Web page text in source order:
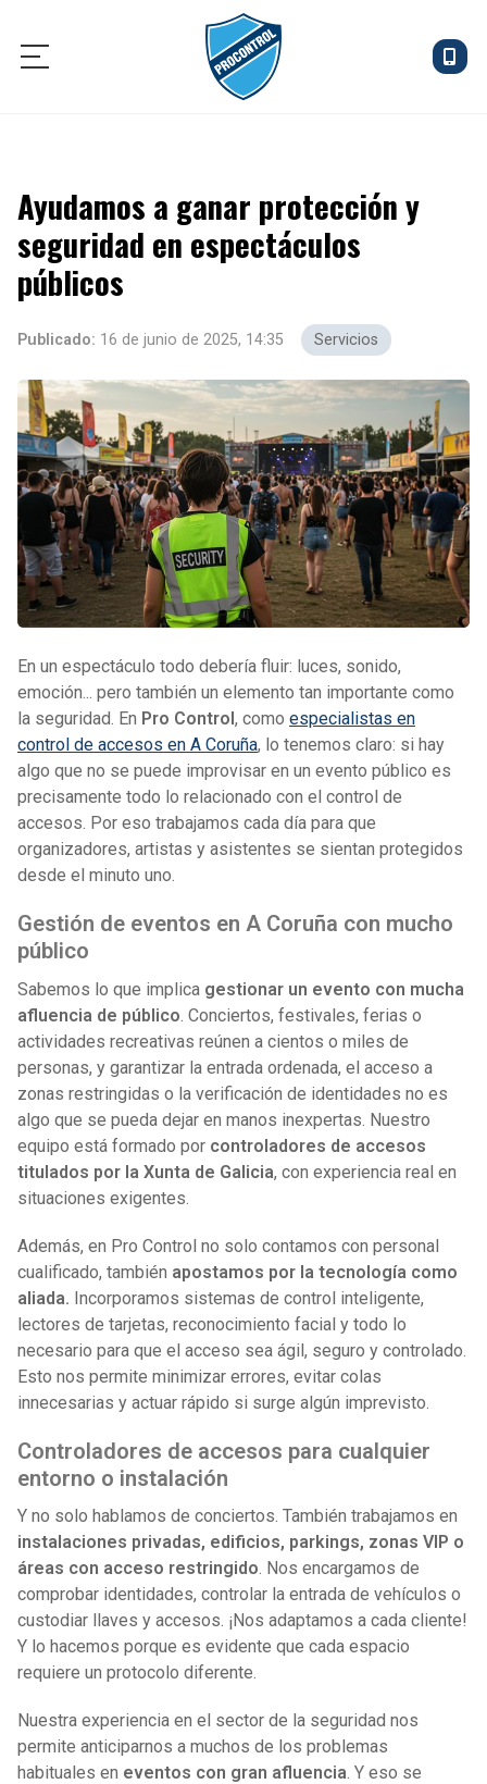
CONTROL DE ACCESOS
CONSERJERÍA
COMPROBACIÓN DE INSTALACIONES
CONTACTO
636 957 618 Whatsapp
Ayudamos a ganar protección y
seguridad en espectáculos
públicos
Publicado: 16 de junio de 2025, 14:35 Servicios
En un espectáculo todo debería fluir: luces, sonido,
emoción... pero también un elemento tan importante como
la seguridad. En Pro Control , como especialistas en
control de accesos en A Coruña, lo tenemos claro: si hay
algo que no se puede improvisar en un evento público es
precisamente todo lo relacionado con el control de
accesos. Por eso trabajamos cada día para que
organizadores, artistas y asistentes se sientan protegidos
desde el minuto uno.
Gestión de eventos en A Coruña con mucho
público
Sabemos lo que implica gestionar un evento con mucha
afluencia de público . Conciertos, festivales, ferias o
actividades recreativas reúnen a cientos o miles de
personas, y garantizar la entrada ordenada, el acceso a
zonas restringidas o la verificación de identidades no es
algo que se pueda dejar en manos inexpertas. Nuestro
equipo está formado por controladores de accesos
titulados por la Xunta de Galicia, con experiencia real en
situaciones exigentes.
Además, en Pro Control no solo contamos con personal
cualificado, también apostamos por la tecnología como
aliada. Incorporamos sistemas de control inteligente,
lectores de tarjetas, reconocimiento facial y todo lo
necesario para que el acceso sea ágil, seguro y controlado.
Esto nos permite minimizar errores, evitar colas
innecesarias y actuar rápido si surge algún imprevisto.
Controladores de accesos para cualquier
entorno o instalación
Y no solo hablamos de conciertos. También trabajamos en
instalaciones privadas, edificios, parkings, zonas VIP o
áreas con acceso restringido . Nos encargamos de
comprobar identidades, controlar la entrada de vehículos o
custodiar llaves y accesos. ¡Nos adaptamos a cada cliente!
Y lo hacemos porque es evidente que cada espacio
requiere un protocolo diferente.
Nuestra experiencia en el sector de la seguridad nos
permite anticiparnos a muchos de los problemas
habituales en eventos con gran afluencia . Y eso se